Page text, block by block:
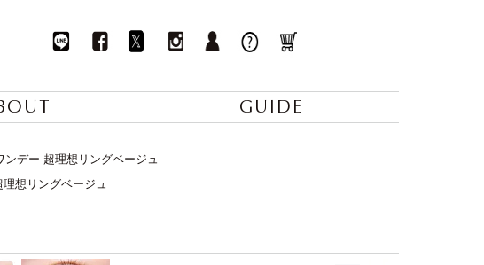
GUIDE
デー 超理想リングベージュ
想リングベージュ